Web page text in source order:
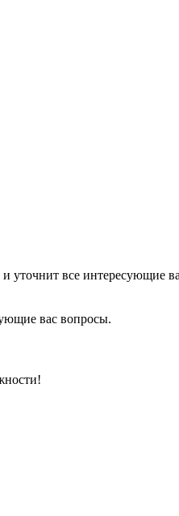
уточнит все интересующие
вас вопросы.